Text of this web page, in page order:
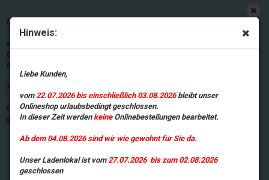
Hinweis:
Liebe Kunden,
vom22.07.2026 bis einschließlich 03.08.2026bleibt unser
Onlineshop urlaubsbedingt geschlossen.
In dieser Zeit werdenkeine Onlinebestellungen bearbeitet.
Ab dem 04.08.2026 sind wir wie gewohnt für Sie da.
Unser Ladenlokal ist vom27.07.2026 bis zum 02.08.2026
geschlossen
Liebe Kunden,
vom
Onlineshop urlaubsbedingt geschlossen.
In dieser Zeit werden
Ab dem 04.08.2026 sind wir wie gewohnt für Sie da.
Unser Ladenlokal ist vom27.07.2026 bis zum 02.08.2026
geschlossen
dieser Website zu analysieren.
Informationen zur Nutzung unserer
Website werden daher an Google
übermittelt. Mit der Nutzung unserer
Website erklären Sie sich damit
einverstanden, dass wir Cookies